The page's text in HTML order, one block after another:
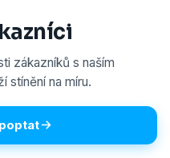
zákazníků s naším
stínění na míru.